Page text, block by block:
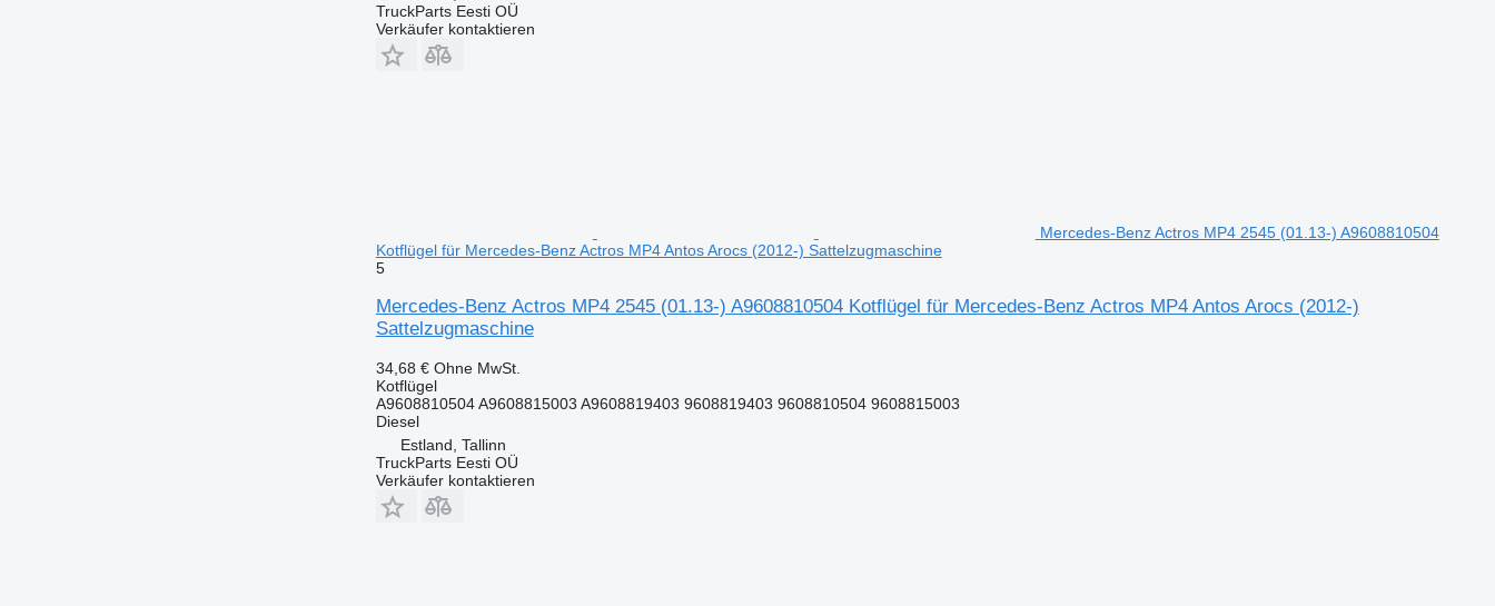
TruckParts Eesti OÜ
Verkäufer kontaktieren
Mercedes-Benz Actros MP4 2545 (01.13-) A9608810504
Kotflügel für Mercedes-Benz Actros MP4 Antos Arocs (2012-) Sattelzugmaschine
5
Mercedes-Benz Actros MP4 2545 (01.13-) A9608810504 Kotflügel für Mercedes-Benz Actros MP4 Antos Arocs (2012-)
Sattelzugmaschine
34,68 € Ohne MwSt.
Kotflügel
A9608810504 A9608815003 A9608819403 9608819403 9608810504 9608815003
Diesel
Estland, Tallinn
TruckParts Eesti OÜ
Verkäufer kontaktieren